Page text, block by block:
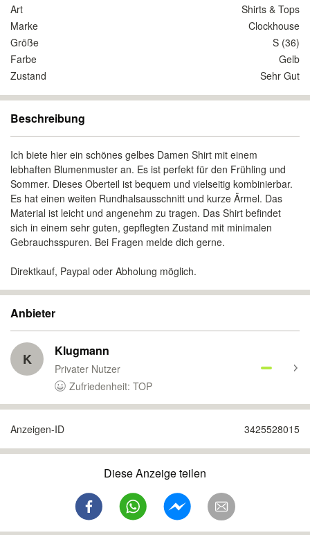
Art
Shirts & Tops
Marke
Clockhouse
Größe
S (36)
Farbe
Gelb
Zustand
Sehr Gut
Beschreibung
Ich biete hier ein schönes gelbes Damen Shirt mit einem
lebhaften Blumenmuster an. Es ist perfekt für den Frühling und
Sommer. Dieses Oberteil ist bequem und vielseitig kombinierbar.
Es hat einen weiten Rundhalsausschnitt und kurze Ärmel. Das
Material ist leicht und angenehm zu tragen. Das Shirt befindet
sich in einem sehr guten, gepflegten Zustand mit minimalen
Gebrauchsspuren. Bei Fragen melde dich gerne.
Direktkauf, Paypal oder Abholung möglich.
Anbieter
K Klugmann
Privater Nutzer
Zufriedenheit: TOP
Anzeigen-ID 3425528015
Diese Anzeige teilen